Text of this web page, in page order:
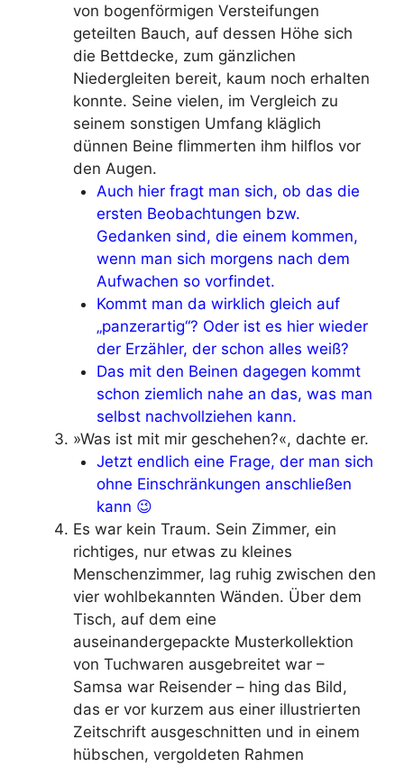
von bogenförmigen Versteifungen
geteilten Bauch, auf dessen Höhe sich
die Bettdecke, zum gänzlichen
Niedergleiten bereit, kaum noch erhalten
konnte. Seine vielen, im Vergleich zu
seinem sonstigen Umfang kläglich
dünnen Beine flimmerten ihm hilflos vor
den Augen.
Auch hier fragt man sich, ob das die
ersten Beobachtungen bzw.
Gedanken sind, die einem kommen,
wenn man sich morgens nach dem
Aufwachen so vorfindet.
Kommt man da wirklich gleich auf
„panzerartig“? Oder ist es hier wieder
der Erzähler, der schon alles weiß?
Das mit den Beinen dagegen kommt
schon ziemlich nahe an das, was man
selbst nachvollziehen kann.
»Was ist mit mir geschehen?«, dachte er.
Jetzt endlich eine Frage, der man sich
ohne Einschränkungen anschließen
kann 😉
Es war kein Traum. Sein Zimmer, ein
richtiges, nur etwas zu kleines
Menschenzimmer, lag ruhig zwischen den
vier wohlbekannten Wänden. Über dem
Tisch, auf dem eine
auseinandergepackte Musterkollektion
von Tuchwaren ausgebreitet war –
Samsa war Reisender – hing das Bild,
das er vor kurzem aus einer illustrierten
Zeitschrift ausgeschnitten und in einem
hübschen, vergoldeten Rahmen